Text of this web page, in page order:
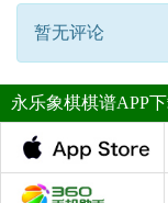
暂无评论
永乐象棋棋谱APP